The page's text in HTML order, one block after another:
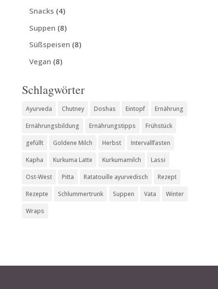
Snacks (4)
Suppen (8)
Süßspeisen (8)
Vegan (8)
Schlagwörter
Ayurveda Chutney Doshas Eintopf Ernährung
Ernährungsbildung Ernährungstipps Frühstück
gefüllt Goldene Milch Herbst Intervallfasten
Kapha Kurkuma Latte Kurkumamilch Lassi
Ost-West Pitta Ratatouille ayurvedisch Rezept
Rezepte Schlummertrunk Suppen Vata Winter
Wraps